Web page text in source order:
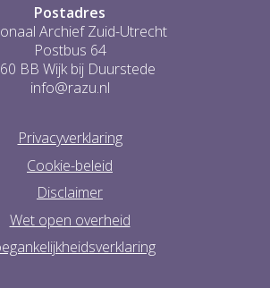
Postadres
Archief Zuid-Utrecht
Postbus 64
BB Wijk bij Duurstede
info@razu.nl
Privacyverklaring
Cookie-beleid
Disclaimer
Wet open overheid